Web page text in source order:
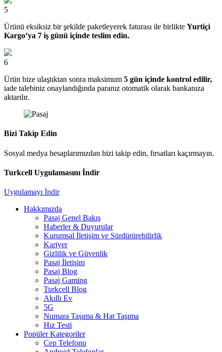
5
Ürünü eksiksiz bir şekilde paketleyerek faturası ile birlikte Yurtiçi
Kargo’ya 7 iş günü içinde teslim edin.
6
Ürün bize ulaştıktan sonra maksimum 5 gün içinde kontrol edilir,
iade talebiniz onaylandığında paranız otomatik olarak bankanıza
aktarılır.
Bizi Takip Edin
Sosyal medya hesaplarımızdan bizi takip edin, fırsatları kaçırmayın.
Turkcell Uygulamasını İndir
Uygulamayı İndir
Hakkımızda
Pasaj Genel Bakış
Haberler & Duyurular
Kurumsal İletişim ve Sürdürürebilirlik
Kariyer
Gizlilik ve Güvenlik
Pasaj İletişim
Pasaj Blog
Pasaj Gaming
Turkcell Blog
Akıllı Ev
5G
Numara Taşıma & Hat Taşıma
Hız Testi
Popüler Kategoriler
Cep Telefonu